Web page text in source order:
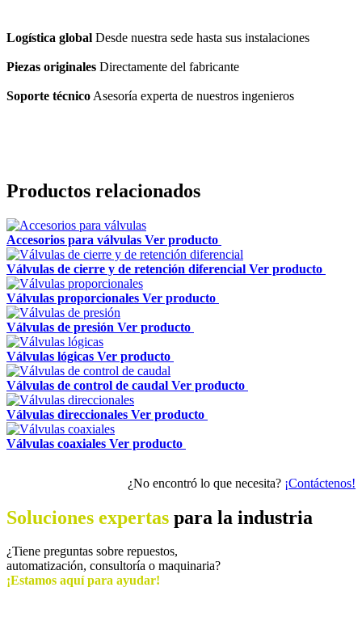
Logística global Desde nuestra sede hasta sus instalaciones
Piezas originales Directamente del fabricante
Soporte técnico Asesoría experta de nuestros ingenieros
Productos relacionados
Accesorios para válvulas Ver producto
Válvulas de cierre y de retención diferencial Ver producto
Válvulas proporcionales Ver producto
Válvulas de presión Ver producto
Válvulas lógicas Ver producto
Válvulas de control de caudal Ver producto
Válvulas direccionales Ver producto
Válvulas coaxiales Ver producto
¿No encontró lo que necesita? ¡Contáctenos!
Soluciones expertas para la industria
¿Tiene preguntas sobre repuestos,
automatización, consultoría o maquinaria?
¡Estamos aquí para ayudar!